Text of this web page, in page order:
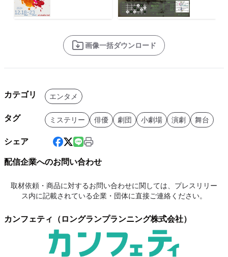
画像一括ダウンロード
カテゴリ エンタメ
タグ ミステリー 俳優 劇団 小劇場 演劇 舞台
シェア
配信企業へのお問い合わせ
取材依頼・商品に対するお問い合わせに関しては、プレスリリー
ス内に記載されている企業・団体に直接ご連絡ください。
カンフェティ（ロングランプランニング株式会社）